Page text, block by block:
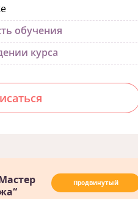
обучения
курса
Продвинутый